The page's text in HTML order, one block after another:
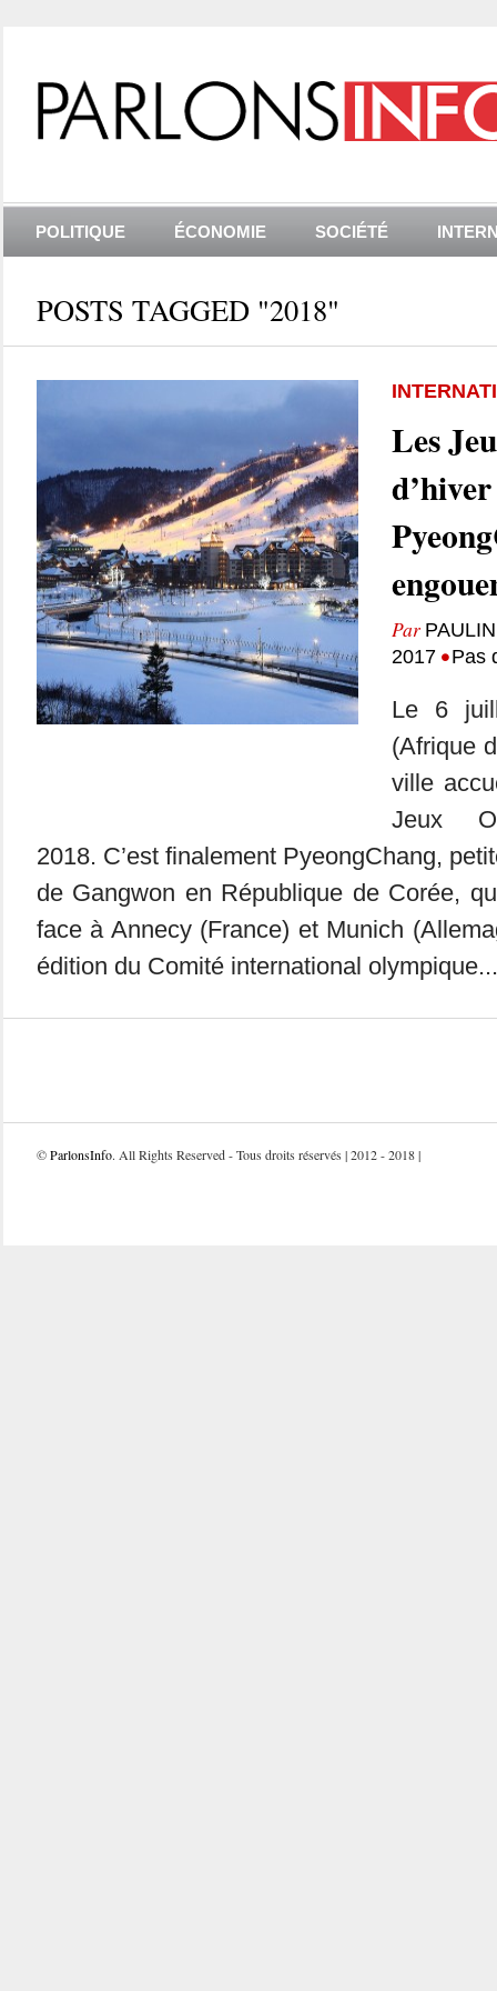
POLITIQUE ÉCONOMIE SOCIÉTÉ
POSTS TAGGED "2018"
Les
Par
2017 •Pas
Le 6
(Afrique
ville
Jeux
2018. C’est finalement PyeongChang,
de Gangwon en République de Corée,
face à Annecy (France) et Munich
édition du Comité international olympique...
©ParlonsInfo. All Rights Reserved - Tous droits réservés | 2012 - 2018 |